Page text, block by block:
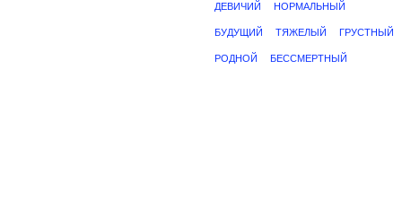
ДЕВИЧИЙ НОРМАЛЬНЫЙ
БУДУЩИЙ ТЯЖЕЛЫЙ ГРУСТНЫЙ
РОДНОЙ БЕССМЕРТНЫЙ